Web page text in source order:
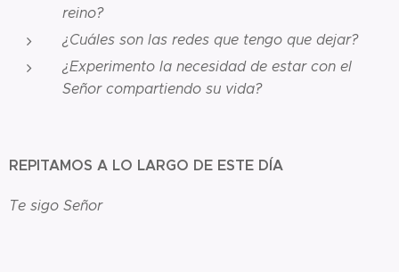
reino?
¿Cuáles son las redes que tengo que dejar?
¿Experimento la necesidad de estar con el
Señor compartiendo su vida?
REPITAMOS A LO LARGO DE ESTE DÍA
Te sigo Señor